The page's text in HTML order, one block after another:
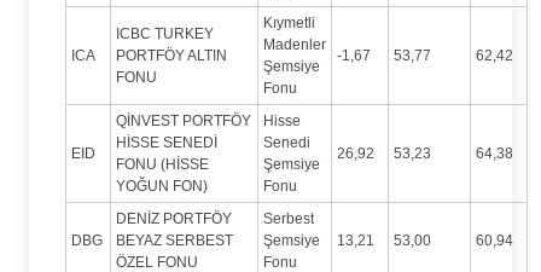
ICA
ICBC TURKEY
PORTFÖY ALTIN
FONU
Kıymetli
Madenler
Şemsiye
Fonu
-1,67 53,77 62,42
EID
QİNVEST PORTFÖY
HİSSE SENEDİ
FONU (HİSSE
YOĞUN FON)
Hisse
Senedi
Şemsiye
Fonu
26,92 53,23 64,38
DBG
DENİZ PORTFÖY
BEYAZ SERBEST
ÖZEL FONU
Serbest
Şemsiye
Fonu
13,21 53,00 60,94